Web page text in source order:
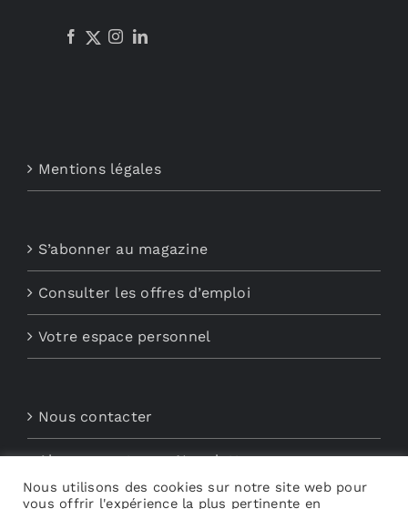
Mentions légales
S’abonner au magazine
Consulter les offres d’emploi
Votre espace personnel
Nous contacter
Abonnements aux Newsletters
Découvrez My Audio
Nous utilisons des cookies sur notre site web pour
vous offrir l'expérience la plus pertinente en